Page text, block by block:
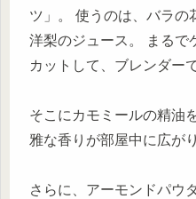
ツ」。 使うのは、バラの
洋梨のジュース。 まるで
カットして、ブレンダー
そこにカモミールの精油
雅な香りが部屋中に広が
さらに、アーモンドパウ